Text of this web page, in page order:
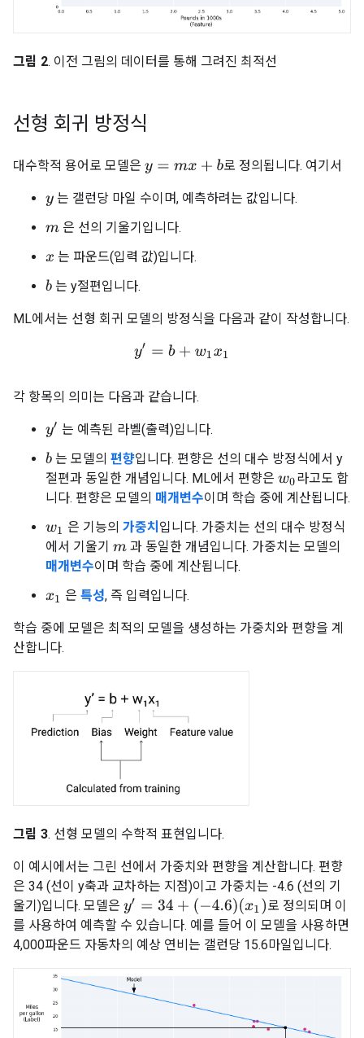
그림 2. 이전 그림의 데이터를 통해 그려진 최적선
선형 회귀 방정식
대수학적 용어로 모델은 y=m x+b 로 정의됩니다. 여기서
y는 갤런당 마일 수이며, 예측하려는 값입니다.
m 은 선의 기울기입니다.
x 는 파운드(입력 값)입니다.
b 는 y절편입니다.
ML에서는 선형 회귀 모델의 방정식을 다음과 같이 작성합니다.
y′= b+w 1x1
각 항목의 의미는 다음과 같습니다.
y′ 는 예측된 라벨(출력)입니다.
b 는 모델의편향입니다. 편향은 선의 대수 방정식에서 y
절편과 동일한 개념입니다. ML에서 편향은 w0라고도 합
니다. 편향은 모델의 매개변수이며 학습 중에 계산됩니다.
w1 은 기능의 가중치 입니다. 가중치는 선의 대수 방정식
에서 기울기 m 과 동일한 개념입니다. 가중치는 모델의
매개변수이며 학습 중에 계산됩니다.
x1 은특성, 즉 입력입니다.
학습 중에 모델은 최적의 모델을 생성하는 가중치와 편향을 계
산합니다.
그림 3. 선형 모델의 수학적 표현입니다.
이 예시에서는 그린 선에서 가중치와 편향을 계산합니다. 편향
은 34 (선이 y축과 교차하는 지점)이고 가중치는 -4.6 (선의 기
울기)입니다. 모델은 y′= 34 +(− 4.6 ( x1)
로 정의되며 이
를 사용하여 예측할 수 있습니다. 예를 들어 이 모델을 사용하면
4,000파운드 자동차의 예상 연비는 갤런당 15.6마일입니다.